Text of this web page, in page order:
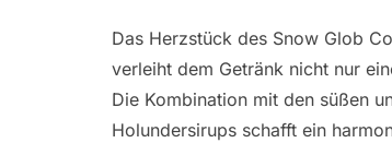
Das Herzstück des Snow Glob
verleiht dem Getränk nicht nur
Die Kombination mit den süßen
Holundersirups schafft ein